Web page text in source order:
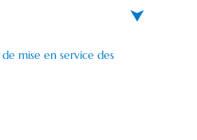
mise en service des